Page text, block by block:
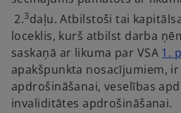
a
n
e
w
t
a
b
o
p
e
n
s
i
2.3daļu. Atbilstoši tai
loceklis, kurš atbilst darba
saskaņā ar likuma par VSA 1.
apakšpunkta nosacījumiem,
apdrošināšanai, veselības
invaliditātes apdrošināšanai.